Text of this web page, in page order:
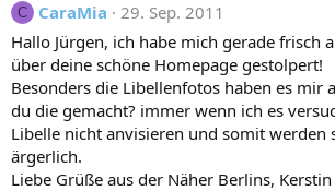
C CaraMia
29. Sep. 2011
Hallo Jürgen, ich habe mich gerade frisch
über deine schöne Homepage gestolpert!
Besonders die Libellenfotos haben es mir
du die gemacht? immer wenn ich es
Libelle nicht anvisieren und somit werden
ärgerlich.
Liebe Grüße aus der Näher Berlins, Kerstin